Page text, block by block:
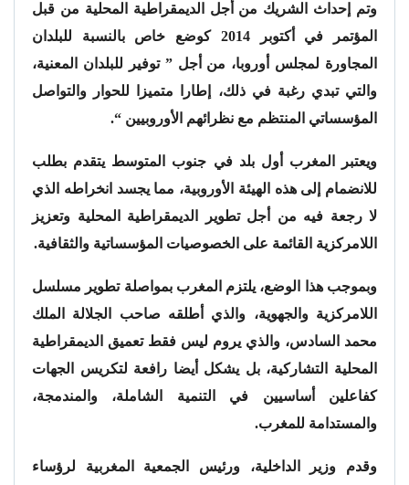
وتم إحداث الشريك من أجل الديمقراطية المحلية من قبل
المؤتمر في أكتوبر 2014 كوضع خاص بالنسبة للبلدان
المجاورة لمجلس أوروبا، من أجل ” توفير للبلدان المعنية،
والتي تبدي رغبة في ذلك، إطارا متميزا للحوار والتواصل
المؤسساتي المنتظم مع نظرائهم الأوروبيين “.
ويعتبر المغرب أول بلد في جنوب المتوسط يتقدم بطلب
للانضمام إلى هذه الهيئة الأوروبية، مما يجسد انخراطه الذي
لا رجعة فيه من أجل تطوير الديمقراطية المحلية وتعزيز
اللامركزية القائمة على الخصوصيات المؤسساتية والثقافية.
وبموجب هذا الوضع، يلتزم المغرب بمواصلة تطوير مسلسل
اللامركزية والجهوية، والذي أطلقه صاحب الجلالة الملك
محمد السادس، والذي يروم ليس فقط تعميق الديمقراطية
المحلية التشاركية، بل يشكل أيضا رافعة لتكريس الجهات
كفاعلين أساسيين في التنمية الشاملة، والمندمجة،
والمستدامة للمغرب.
وقدم وزير الداخلية، ورئيس الجمعية المغربية لرؤساء